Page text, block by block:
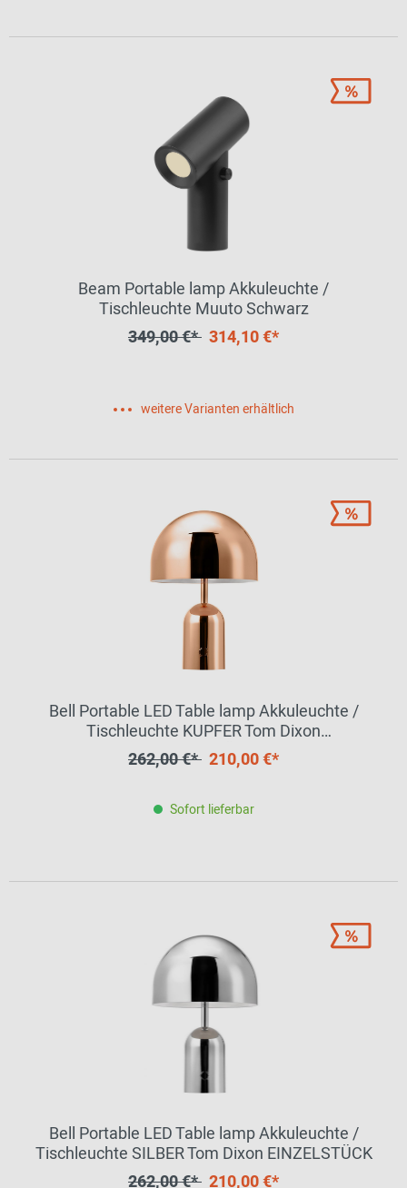
Beam Portable lamp Akkuleuchte /
Tischleuchte Muuto Schwarz
349,00 €* 314,10 €*
weitere Varianten erhältlich
Bell Portable LED Table lamp Akkuleuchte /
Tischleuchte KUPFER Tom Dixon
EINZELSTÜCK
262,00 €* 210,00 €*
Sofort lieferbar
Bell Portable LED Table lamp Akkuleuchte /
Tischleuchte SILBER Tom Dixon EINZELSTÜCK
262,00 €* 210,00 €*